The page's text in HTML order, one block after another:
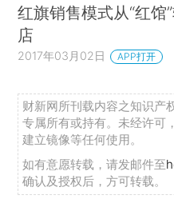
红旗销售模式从“红馆
店
2017年03月02日 APP打开
财新网所刊载内容之知识产
专属所有或持有。未经许可
建立镜像等任何使用。
如有意愿转载，请发邮件至
确认及授权后，方可转载。